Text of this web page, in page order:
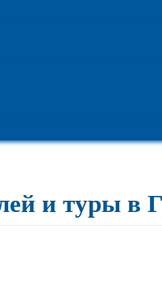
и туры в